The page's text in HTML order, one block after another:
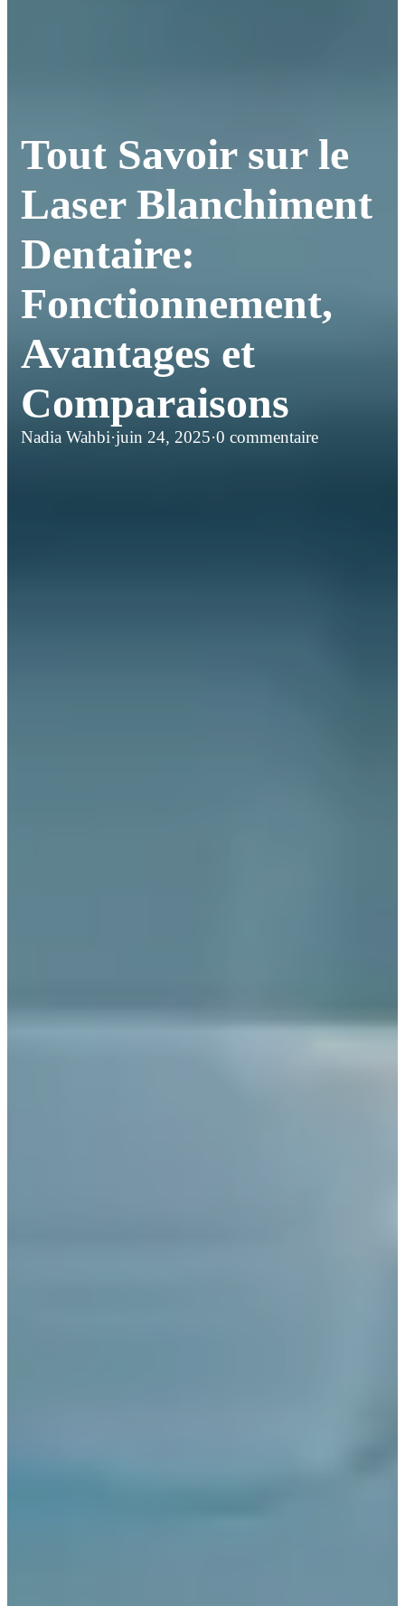
Tout Savoir sur le
Laser Blanchiment
Dentaire:
Fonctionnement,
Avantages et
Comparaisons
Nadia Wahbi·juin 24, 2025·0 commentaire